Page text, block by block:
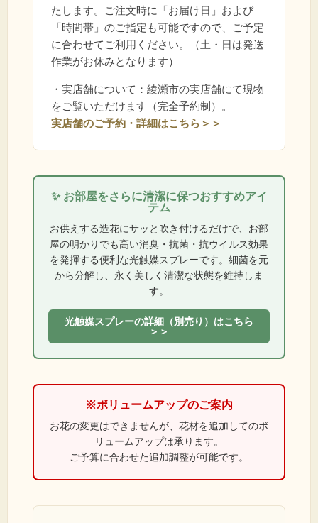
たします。ご注文時に「お届け日」および
「時間帯」のご指定も可能ですので、ご予定
に合わせてご利用ください。（土・日は発送
作業がお休みとなります）
・実店舗について：綾瀬市の実店舗にて現物
をご覧いただけます（完全予約制）。
実店舗のご予約・詳細はこちら＞＞
✨ お部屋をさらに清潔に保つおすすめアイ
テム
お供えする造花にサッと吹き付けるだけで、お部
屋の明かりでも高い消臭・抗菌・抗ウイルス効果
を発揮する便利な光触媒スプレーです。細菌を元
から分解し、永く美しく清潔な状態を維持しま
す。
光触媒スプレーの詳細（別売り）はこちら
＞＞
※ボリュームアップのご案内
お花の変更はできませんが、花材を追加してのボ
リュームアップは承ります。
ご予算に合わせた追加調整が可能です。